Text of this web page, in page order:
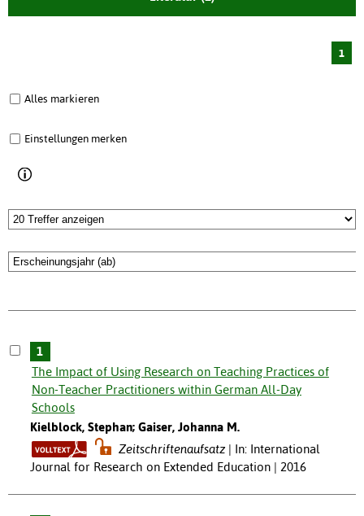
1
Alles markieren
Einstellungen merken
1
The Impact of Using Research on Teaching Practices of
Non-Teacher Practitioners within German All-Day
Schools
Kielblock, Stephan; Gaiser, Johanna M.
Zeitschriftenaufsatz
In: International
Journal for Research on Extended Education | 2016